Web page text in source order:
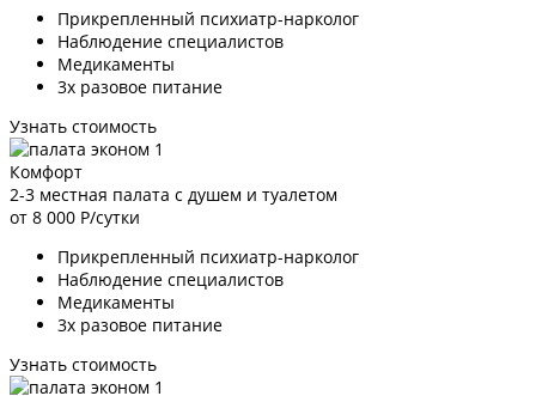
Прикрепленный психиатр-нарколог
Наблюдение специалистов
Медикаменты
3х разовое питание
Узнать стоимость
Комфорт
2-3 местная палата с душем и туалетом
от 8 000 Р/сутки
Прикрепленный психиатр-нарколог
Наблюдение специалистов
Медикаменты
3х разовое питание
Узнать стоимость